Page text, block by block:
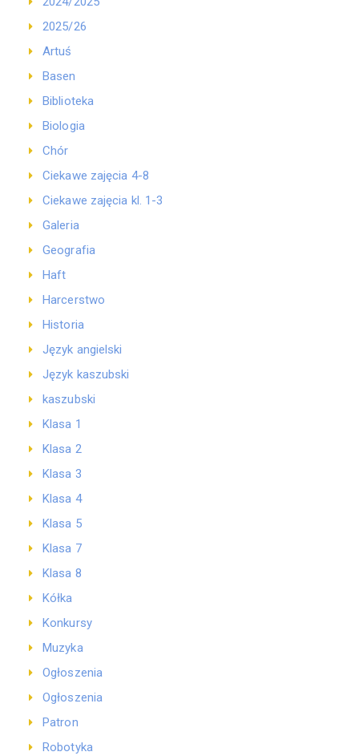
2025/26
Artuś
Basen
Biblioteka
Biologia
Chór
Ciekawe zajęcia 4-8
Ciekawe zajęcia kl. 1-3
Galeria
Geografia
Haft
Harcerstwo
Historia
Język angielski
Język kaszubski
kaszubski
Klasa 1
Klasa 2
Klasa 3
Klasa 4
Klasa 5
Klasa 7
Klasa 8
Kółka
Konkursy
Muzyka
Ogłoszenia
Ogłoszenia
Patron
Robotyka